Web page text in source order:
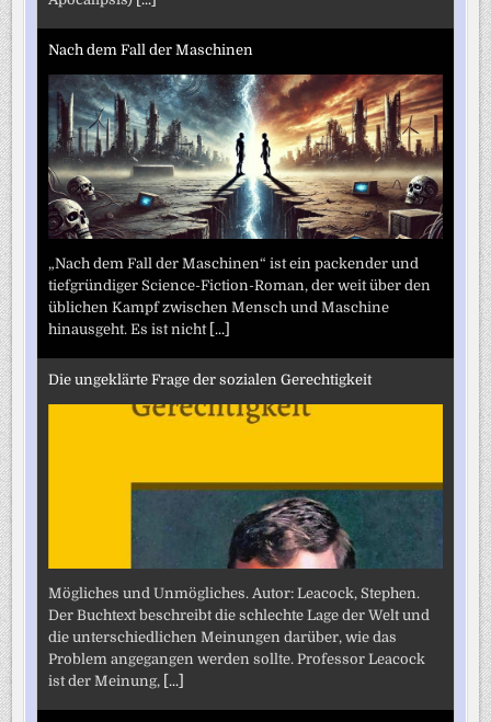
Nach dem Fall der Maschinen
„Nach dem Fall der Maschinen“ ist ein packender und
tiefgründiger Science-Fiction-Roman, der weit über den
üblichen Kampf zwischen Mensch und Maschine
hinausgeht. Es ist nicht [...]
Die ungeklärte Frage der sozialen Gerechtigkeit
Mögliches und Unmögliches. Autor: Leacock, Stephen.
Der Buchtext beschreibt die schlechte Lage der Welt und
die unterschiedlichen Meinungen darüber, wie das
Problem angegangen werden sollte. Professor Leacock
ist der Meinung, [...]